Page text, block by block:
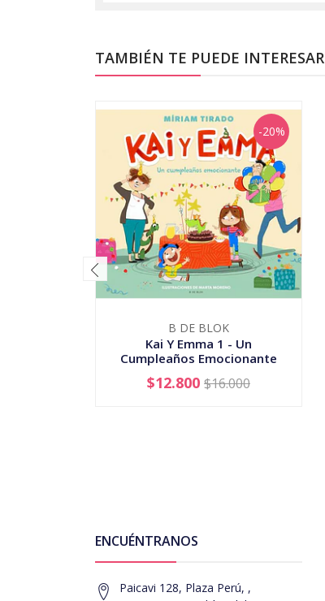
TAMBIÉN TE PUEDE INTERESAR
-20%
B DE BLOK
Kai Y Emma 1 - Un
Cumpleaños Emocionante
+
$12.800 $16.000
ENCUÉNTRANOS
Paicavi 128, Plaza Perú, ,